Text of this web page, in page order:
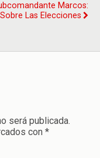
Marcos:
Sobre Las Elecciones
será publicada.
con *